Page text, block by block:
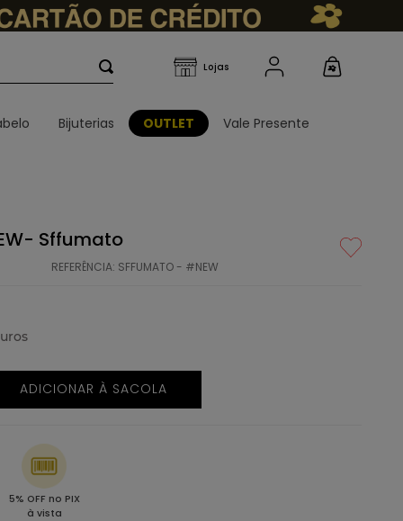
Bijuterias OUTLET Vale Presente
Sffumato
REFERÊNCIA: SFFUMATO - #NEW
ADICIONAR À SACOLA
5% OFF no PIX
à vista